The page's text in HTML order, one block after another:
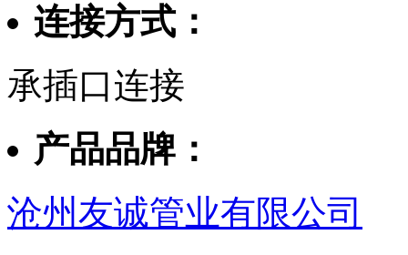
连接方式：
承插口连接
产品品牌：
沧州友诚管业有限公司